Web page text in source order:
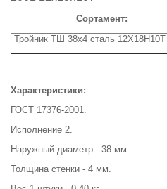
Сортамент:
Тройник ТШ 38х4 сталь 12Х18Н10Т
Характеристики:
ГОСТ 17376-2001.
Исполнение 2.
Наружный диаметр - 38 мм.
Толщина стенки - 4 мм.